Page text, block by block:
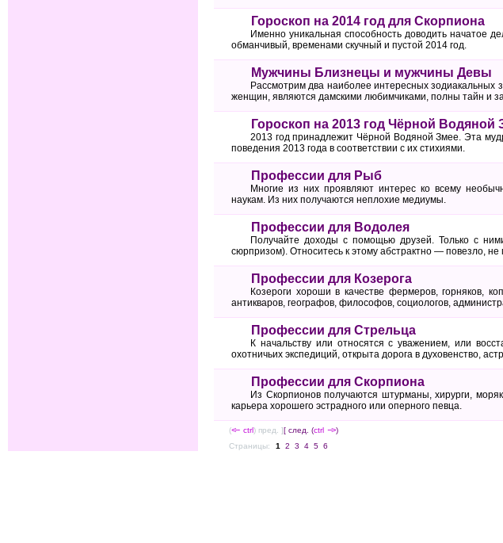
Гороскоп на 2014 год для Скорпиона
Именно уникальная способность доводить начатое
обманчивый, временами скучный и пустой 2014 год.
Мужчины Близнецы и мужчины Девы
Рассмотрим два наиболее интересных зодиакальных
женщин, являются дамскими любимчиками, полны тайн и
Гороскоп на 2013 год Чёрной Водяной
2013 год принадлежит Чёрной Водяной Змее. Эта
поведения 2013 года в соответствии с их стихиями.
Профессии для Рыб
Многие из них проявляют интерес ко всему
наукам. Из них получаются неплохие медиумы.
Профессии для Водолея
Получайте доходы с помощью друзей. Только с
сюрпризом). Относитесь к этому абстрактно — повезло, не
Профессии для Козерога
Козероги хороши в качестве фермеров, горняков,
антикваров, географов, философов, социологов,
Профессии для Стрельца
К начальству или относятся с уважением, или
охотничьих экспедиций, открыта дорога в духовенство,
Профессии для Скорпиона
Из Скорпионов получаются штурманы, хирурги,
карьера хорошего эстрадного или оперного певца.
(<-- ctrl) пред. ][ след. (ctrl --> )
Страницы:
1 2 3 4 5 6